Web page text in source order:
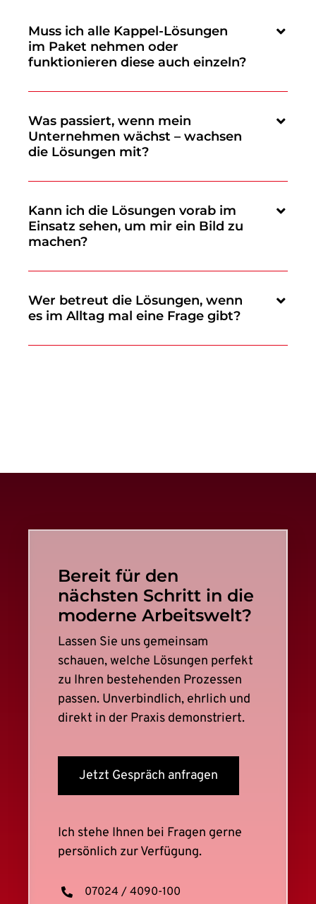
Muss ich alle Kappel-Lösungen
im Paket nehmen oder
funktionieren diese auch einzeln?
Was passiert, wenn mein
Unternehmen wächst – wachsen
die Lösungen mit?
Kann ich die Lösungen vorab im
Einsatz sehen, um mir ein Bild zu
machen?
Wer betreut die Lösungen, wenn
es im Alltag mal eine Frage gibt?
Bereit für den
nächsten Schritt in die
moderne Arbeitswelt?
Lassen Sie uns gemeinsam
schauen, welche Lösungen perfekt
zu Ihren bestehenden Prozessen
passen. Unverbindlich, ehrlich und
direkt in der Praxis demonstriert.
Jetzt Gespräch anfragen
Ich stehe Ihnen bei Fragen gerne
persönlich zur Verfügung.
07024 / 4090-100